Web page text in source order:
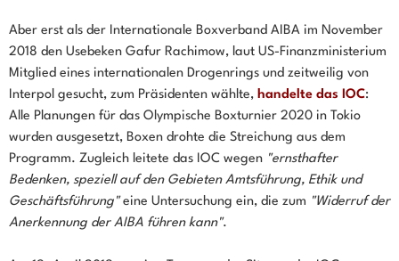
Aber erst als der Internationale Boxverband AIBA im November
2018 den Usebeken Gafur Rachimow, laut US-Finanzministerium
Mitglied eines internationalen Drogenrings und zeitweilig von
Interpol gesucht, zum Präsidenten wählte, handelte das IOC:
Alle Planungen für das Olympische Boxturnier 2020 in Tokio
wurden ausgesetzt, Boxen drohte die Streichung aus dem
Programm. Zugleich leitete das IOC wegen "ernsthafter
Bedenken, speziell auf den Gebieten Amtsführung, Ethik und
Geschäftsführung"eine Untersuchung ein, die zum "Widerruf der
Anerkennung der AIBA führen kann".